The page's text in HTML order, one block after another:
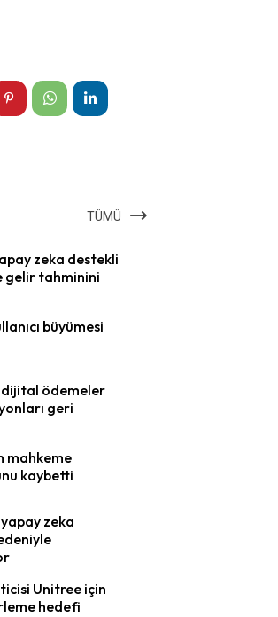
TÜMÜ
zeka destekli
gelir tahminini
büyümesi
ödemeler
geri
mahkeme
kaybetti
zeka
Unitree için
hedefi